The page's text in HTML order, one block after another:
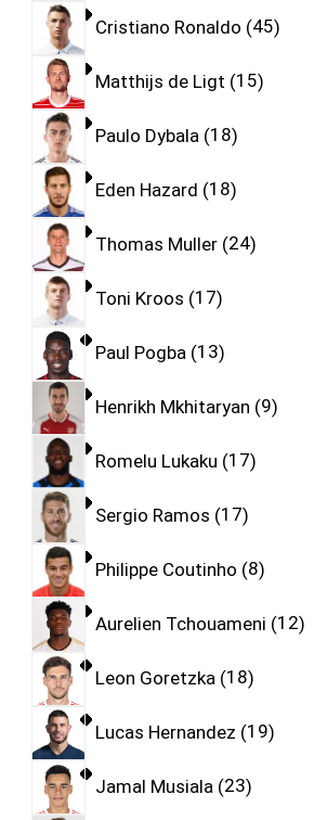
Cristiano Ronaldo 45
Matthijs de Ligt 15
Paulo Dybala 18
Eden Hazard 18
Thomas Muller 24
Toni Kroos 17
Paul Pogba 13
Henrikh Mkhitaryan 9
Romelu Lukaku 17
Sergio Ramos 17
Philippe Coutinho 8
Aurelien Tchouameni 12
Leon Goretzka 18
Lucas Hernandez 19
Jamal Musiala 23